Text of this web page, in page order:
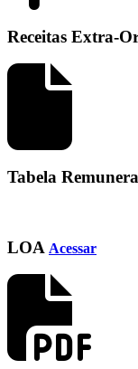
Receitas Extra-
Tabela
LOA Acessar